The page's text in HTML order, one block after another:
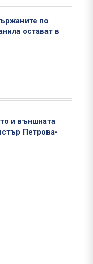
по
остават в
и външната
Петрова-